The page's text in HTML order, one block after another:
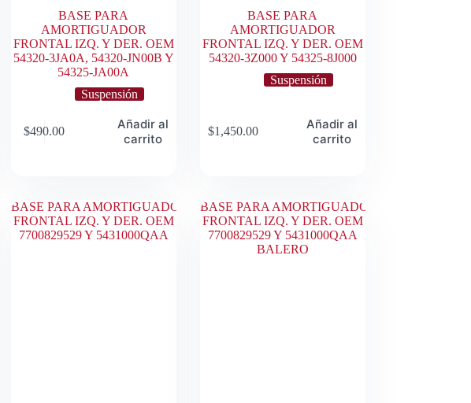
BASE PARA
AMORTIGUADOR
FRONTAL IZQ. Y DER. OEM
54320-3JA0A, 54320-JN00B Y
54325-JA00A
Suspensión
$490.00
Añadir al
carrito
BASE PARA
AMORTIGUADOR
FRONTAL IZQ. Y DER. OEM
54320-3Z000 Y 54325-8J000
Suspensión
$1,450.00
Añadir al
carrito